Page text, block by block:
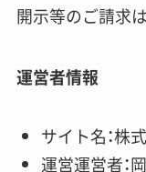
開示等のご請求
運営者情報
サイト名：株
運営運営者：